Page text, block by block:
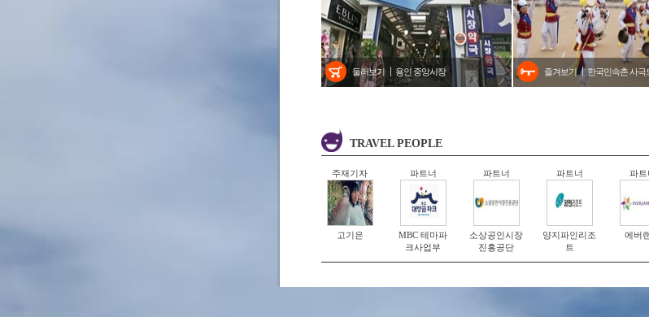
둘러보기 용인 중앙시장 즐겨보기 한국민속촌 사극
TRAVEL PEOPLE
주재기자
고기은
파트너
MBC 테마파
크사업부
파트너
소상공인시장
진흥공단
파트너
양지파인리조
트
파트
에버